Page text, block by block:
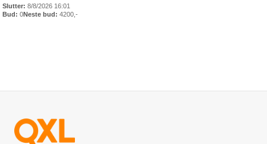
8/8/2026 16:01
0
4200 ,-